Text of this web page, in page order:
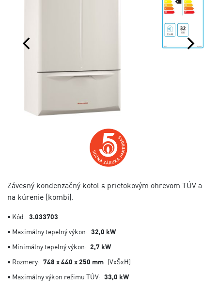
Závesný kondenzačný kotol s prietokovým ohrevom TÚV a
na kúrenie (kombi).
• Kód: 3.033703
• Maximálny tepelný výkon: 32,0 kW
• Minimálny tepelný výkon: 2,7 kW
• Rozmery: 748 x 440 x 250 mm (VxŠxH)
• Maximálny výkon režimu TÚV: 33,0 kW